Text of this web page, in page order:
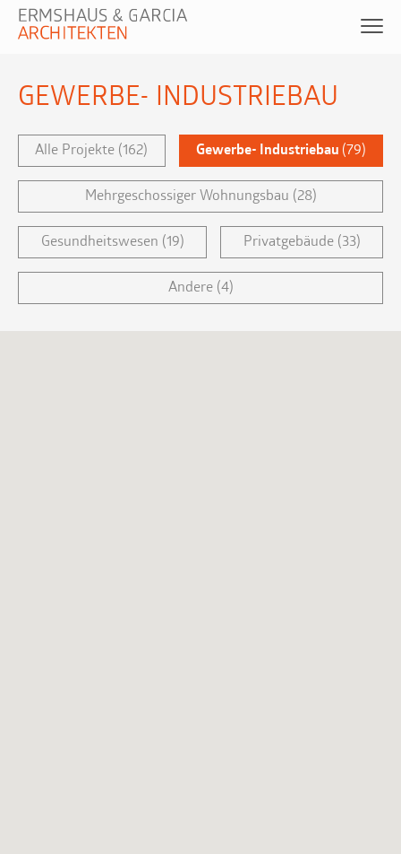
GEWERBE- INDUSTRIEBAU
Alle Projekte (162) Gewerbe- Industriebau (79)
Mehrgeschossiger Wohnungsbau (28)
Gesundheitswesen (19) Privatgebäude (33)
Andere (4)